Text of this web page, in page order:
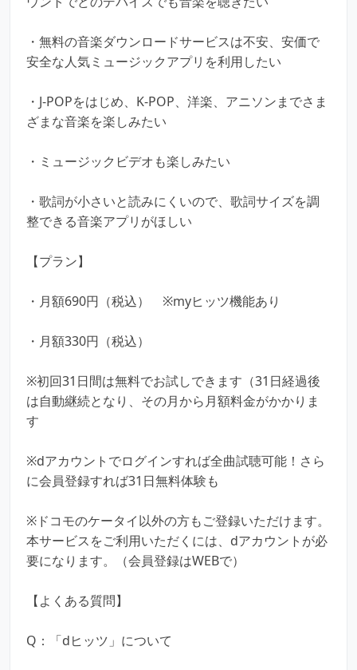
・無料の音楽ダウンロードサービスは不安、安価で
安全な人気ミュージックアプリを利用したい
・J-POPをはじめ、K-POP、洋楽、アニソンまでさま
ざまな音楽を楽しみたい
・ミュージックビデオも楽しみたい
・歌詞が小さいと読みにくいので、歌詞サイズを調
整できる音楽アプリがほしい
【プラン】
・月額690円（税込） ※myヒッツ機能あり
・月額330円（税込）
※初回31日間は無料でお試しできます（31日経過後
は自動継続となり、その月から月額料金がかかりま
す
※dアカウントでログインすれば全曲試聴可能！さら
に会員登録すれば31日無料体験も
※ドコモのケータイ以外の方もご登録いただけます。
本サービスをご利用いただくには、dアカウントが必
要になります。（会員登録はWEBで）
【よくある質問】
Q：「dヒッツ」について